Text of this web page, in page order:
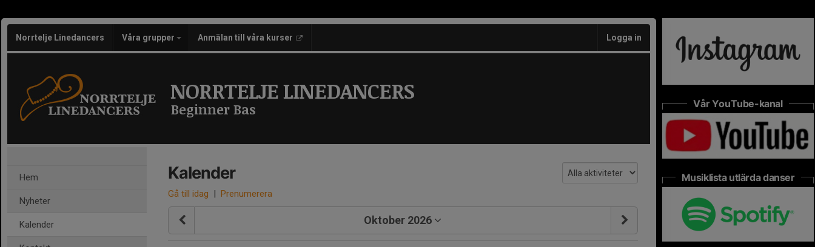
Norrtelje Linedancers Våra grupper Anmälan till våra kurser Logga in
NORRTELJE LINEDANCERS
Beginner Bas
Hem
Nyheter
Kalender
Kalender
Gå till idag | Prenumerera
Oktober 2026
Vår YouTube-kanal
Musiklista utlärda danser